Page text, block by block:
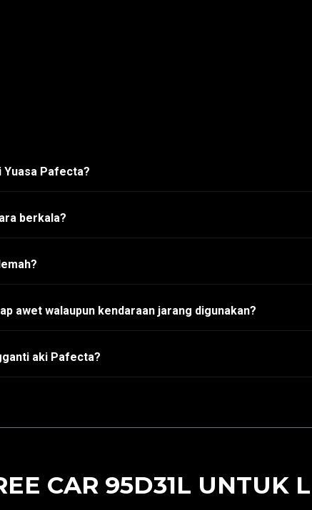
Yuasa Pafecta?
berkala?
awet walaupun kendaraan jarang digunakan?
aki Pafecta?
CAR 95D31L UNTUK